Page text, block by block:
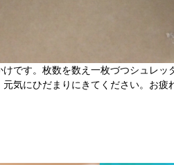
です。枚数を数え一枚づつシュレッ
気にひだまりにきてください。お疲